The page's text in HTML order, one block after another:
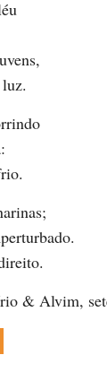
& Alvim,